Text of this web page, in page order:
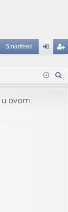
Smartfeed
av ist
ovom